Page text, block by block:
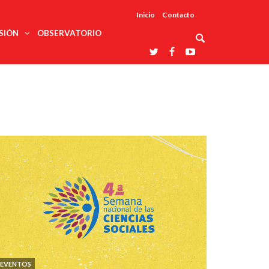
Inicio Contacto
ciencias
pública
social
temáticas
Laboratorios
nacionales
Entidades
afines
De México
En Su 475
Aniversario
OBSERVATORIO
EVENTOS